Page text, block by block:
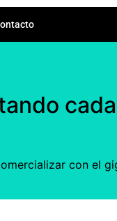
con el